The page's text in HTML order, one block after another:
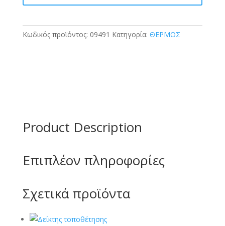
Stitch
Gim
ποσότητα
Κωδικός προϊόντος: 09491 Κατηγορία: ΘΕΡΜΟΣ
Product Description
Επιπλέον πληροφορίες
Σχετικά προϊόντα